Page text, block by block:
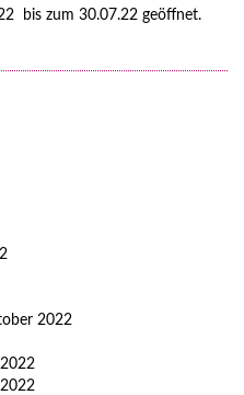
bis zum 30.07.22 geöffnet.
2022